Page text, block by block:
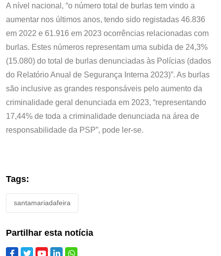
A nível nacional, “o número total de burlas tem vindo a
aumentar nos últimos anos, tendo sido registadas 46.836
em 2022 e 61.916 em 2023 ocorrências relacionadas com
burlas. Estes números representam uma subida de 24,3%
(15.080) do total de burlas denunciadas às Polícias (dados
do Relatório Anual de Segurança Interna 2023)”. As burlas
são inclusive as grandes responsáveis pelo aumento da
criminalidade geral denunciada em 2023, “representando
17,44% de toda a criminalidade denunciada na área de
responsabilidade da PSP”, pode ler-se.
Tags:
santamariadafeira
Partilhar esta notícia